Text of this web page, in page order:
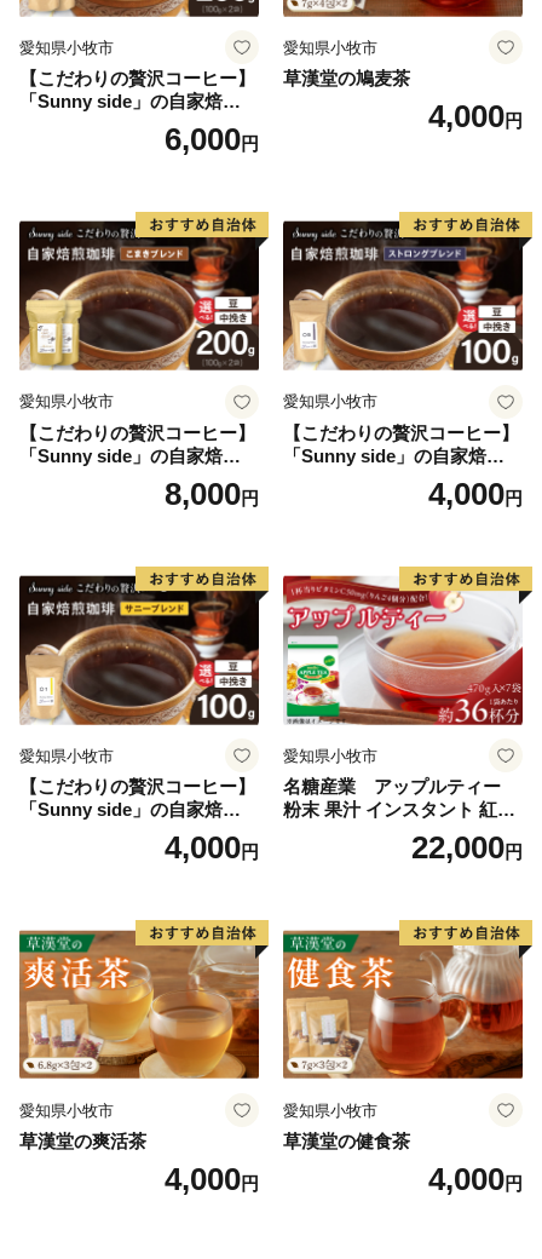
す。
現存する国内最古の酒蔵として国の重要文化財に指定さ
れています（平成4年1月21日）。
【伊丹スカイパーク】
間近で見られる
長さ1.2キロメートル、幅80メートルの公園。
【昆陽池（こやいけ）公園】
昆陽池は伊丹市民のオアシス、都市部では珍しい渡り鳥
の飛来地です。
公園内には、生きた昆虫を観察できる「昆虫館」と「チ
ョウの温室」があります。
愛知県小牧市
【こだわりの贅沢コーヒー】
「Sunny side」の自家焙煎珈
琲サニーブレンド（200g）
6,000円
愛知県小牧市
草漢堂の鳩麦茶
4,000円
愛知県小牧市
【こだわりの贅沢コーヒー】
「Sunny side」の自家焙煎珈
琲こまきブレンド（200g）
8,000円
愛知県小牧市
【こだわりの贅沢コーヒー】
「Sunny side」の自家焙煎珈
琲ストロングブレンド（100
4,000円
愛知県小牧市
【こだわりの贅沢コーヒー】
「Sunny side」の自家焙煎珈
琲サニーブレンド（100g）
4,000円
愛知県小牧市
名糖産業 アップルティー
粉末 果汁 インスタント 紅茶
ティー ビタミンC 袋 ロング
セラー 粉末飲料 粉末茶 簡単
22,000円
愛知県小牧市
草漢堂の爽活茶
4,000円
愛知県小牧市
草漢堂の健食茶
4,000円